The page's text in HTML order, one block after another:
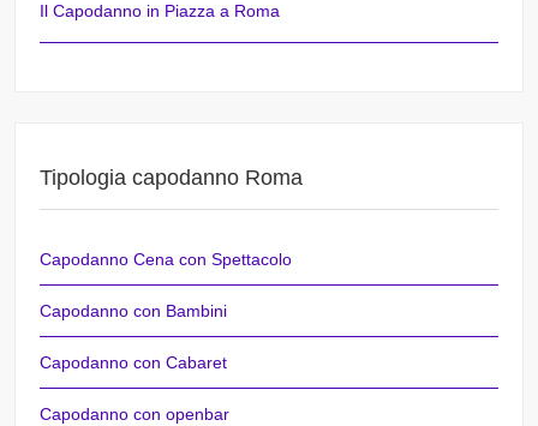
Il Capodanno in Piazza a Roma
Tipologia capodanno Roma
Capodanno Cena con Spettacolo
Capodanno con Bambini
Capodanno con Cabaret
Capodanno con openbar